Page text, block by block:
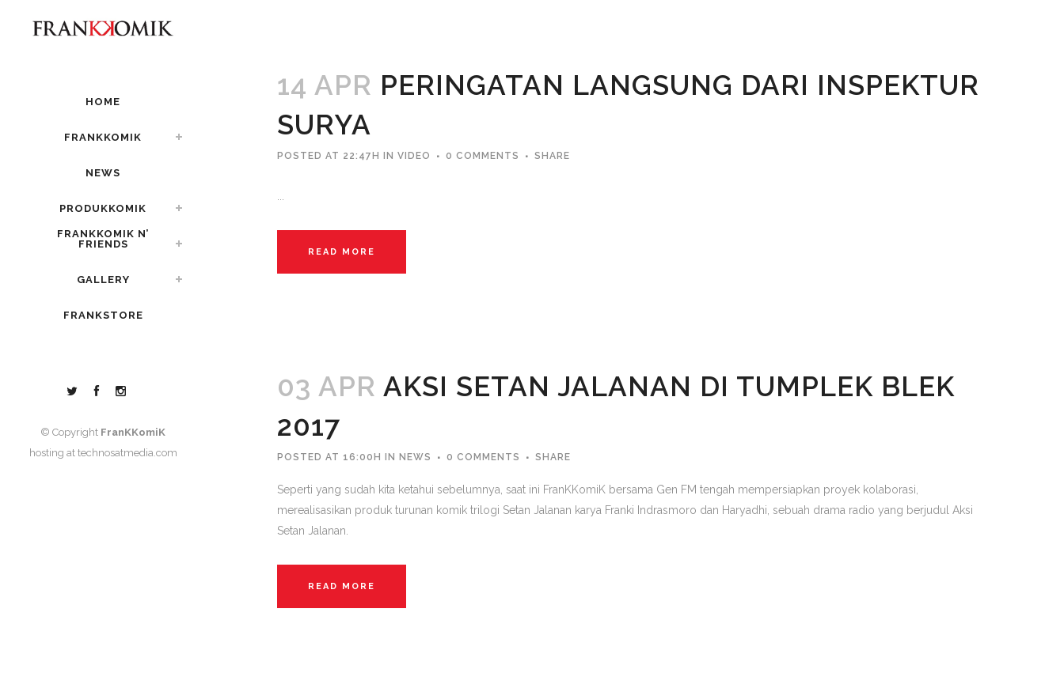
HOME
FRANKKOMIK
NEWS
PRODUKKOMIK
FRANKKOMIK N’
FRIENDS
GALLERY
FRANKSTORE
© Copyright FranKKomiK
hosting at technosatmedia.com
14 APR PERINGATAN LANGSUNG DARI INSPEKTUR
SURYA
POSTED AT 22:47H IN VIDEO 0 COMMENTS SHARE
READ MORE
03 APR AKSI SETAN JALANAN DI TUMPLEK BLEK
2017
POSTED AT 16:00H IN NEWS 0 COMMENTS SHARE
Seperti yang sudah kita ketahui sebelumnya, saat ini FranKKomiK bersama Gen FM tengah mempersiapkan proyek kolaborasi,
merealisasikan produk turunan komik trilogi Setan Jalanan karya Franki Indrasmoro dan Haryadhi, sebuah drama radio yang berjudul Aksi
Setan Jalanan.
READ MORE